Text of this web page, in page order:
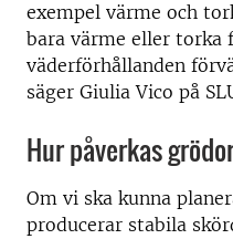
exempel värme och
bara värme eller torka
väderförhållanden
säger Giulia Vico på
Hur påverkas
Om vi ska kunna
producerar stabila